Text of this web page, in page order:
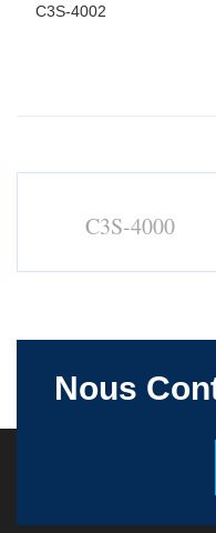
C3S-4002
C3S-4000
Nous